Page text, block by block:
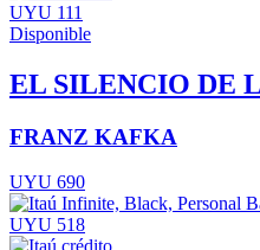
UYU 111
Disponible
EL SILENCIO DE
FRANZ KAFKA
UYU 690
UYU 518